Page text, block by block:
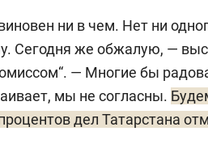
ни в чем. Нет ни
Сегодня же обжалую, —
— Многие бы
мы не согласны.
дел Татарстана